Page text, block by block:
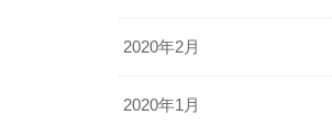
2020年2月
2020年1月